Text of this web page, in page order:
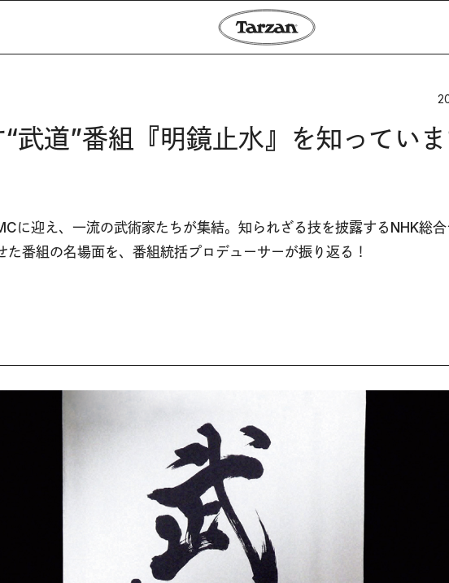
武道”番組『明鏡止水』を知ってい
に迎え、一流の武術家たちが集結。知られざる技を披露するNHK総
番組の名場面を、番組統括プロデューサーが振り返る！